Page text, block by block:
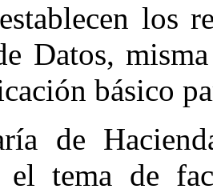
los
Datos,
básico
de
tema de